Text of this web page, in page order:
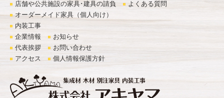
店舗や公共施設の家具･建具の請負
オーダーメイド家具（個人向け）
内装工事
よくある質問
企業情報
代表挨拶
アクセス
お知らせ
お問い合わせ
個人情報保護方針